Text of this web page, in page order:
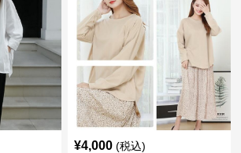
¥4,000 (税込)